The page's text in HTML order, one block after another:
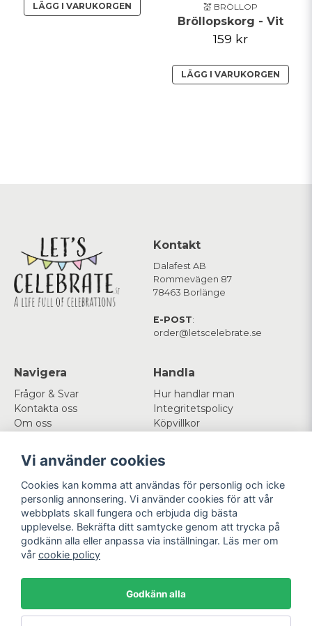
LÄGG I VARUKORGEN 💒 BRÖLLOP
Bröllopskorg - Vit
159 kr
LÄGG I VARUKORGEN
Kontakt
Dalafest AB
Rommevägen 87
78463 Borlänge
E-POST:
order@letscelebrate.se
Navigera
Frågor & Svar
Kontakta oss
Om oss
Handla
Hur handlar man
Integritetspolicy
Köpvillkor
Mitt konto
Logga in
Registrera dig
Glömt lösenord?
Följ oss
Facebook
Instagram
Betala enkelt Vi levererar med
Vi använder cookies
Cookies kan komma att användas för personlig och icke
personlig annonsering. Vi använder cookies för att vår
webbplats skall fungera och erbjuda dig bästa
upplevelse. Bekräfta ditt samtycke genom att trycka på
godkänn alla eller anpassa via inställningar. Läs mer om
vår cookie policy
Godkänn alla